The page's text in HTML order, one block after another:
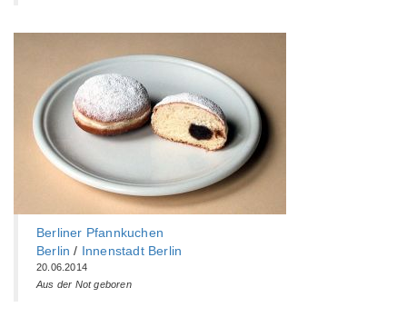
Berliner Pfannkuchen
Berlin / Innenstadt Berlin
20.06.2014
Aus der Not geboren